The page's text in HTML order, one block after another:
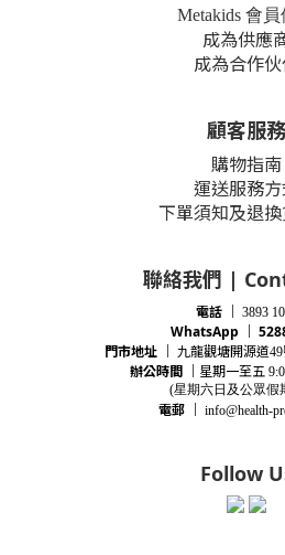
Metakids 會
成為供應
成為合作
顧客服務
購物指南
運送服務方
下單須知及退
聯絡我們 |
電話 3893
WhatsApp ｜
門市地址
九龍觀塘開源道49
辦公時間｜ 星期一至五
(星期六日及公眾假
電郵｜ info@health-
Follow